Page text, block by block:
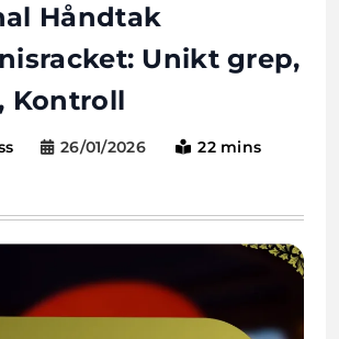
Håndtak
Unikt grep,
Kontroll
26/01/2026
22 mins